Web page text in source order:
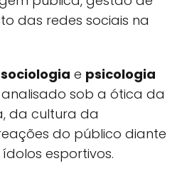
das redes sociais na
sociologia e psicologia
analisado sob a ótica da
da cultura da
do público diante
esportivos.